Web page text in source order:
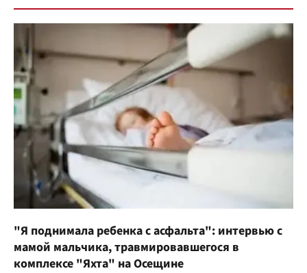
"Я поднимала ребенка с асфальта": интервью с
мамой мальчика, травмировавшегося в
комплексе "Яхта" на Осещине